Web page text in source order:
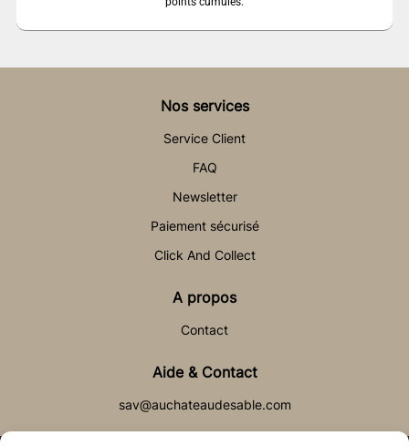
Nos services
Service Client
FAQ
Newsletter
Paiement sécurisé
Click And Collect
A propos
Contact
Aide & Contact
sav@auchateaudesable.com